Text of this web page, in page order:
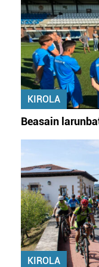
zure baimena
Webgune honek
fitxategiak
zerbitzuak
baliatzen gara.
erabiltzeko
irakurri
KIROLA
Beasain
KIROLA